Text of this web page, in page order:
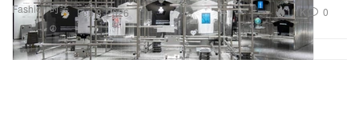
Fashion 时装 Feb 8, 2026 1.1K 0